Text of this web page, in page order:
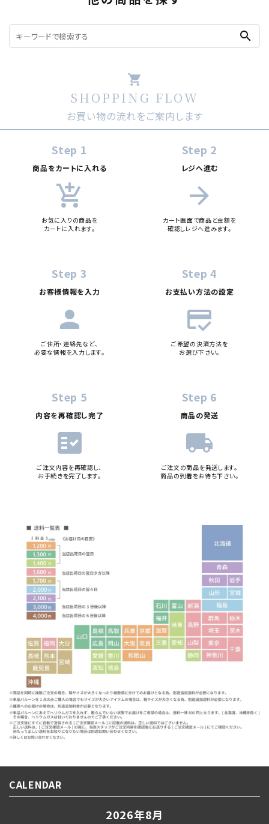
search
shopping_cart
SHOPPING FLOW
お買い物の流れをご案内します
Step 1
商品をカートに入れる
add_shopping_cart
お気に入りの商品を
カートに入れます。
Step 2
レジへ進む
arrow_forward
カート画面で商品と金額を
確認しレジへ進みます。
Step 3
お客様情報を入力
person
ご住所・連絡先など、
必要な情報を入力します。
Step 4
お支払い方法の設定
credit_score
ご希望の決済方法を
お選び下さい。
Step 5
内容を再確認し完了
fact_check
ご注文内容を再確認し、
お手続きを完了します。
Step 6
商品の発送
local_shipping
ご注文の商品を発送します。
商品の到着をお待ち下さい。
CALENDAR
2026年8月